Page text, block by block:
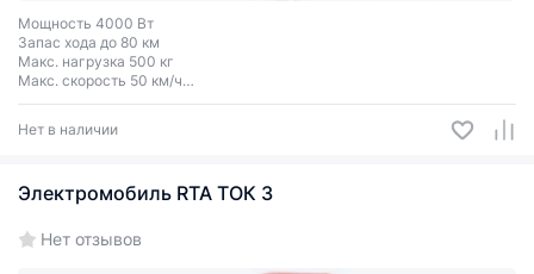
Мощность 4000 Вт
Запас хода до 80 км
Макс. нагрузка 500 кг
Макс. скорость 50 км/ч
Колеса R14
Нет в наличии
Электромобиль RTA ТОК 3
Нет отзывов